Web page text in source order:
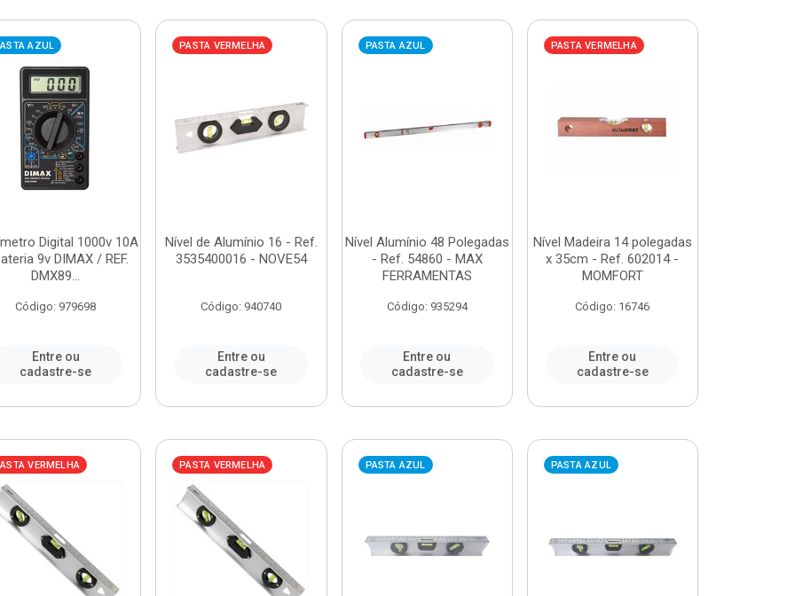
AZUL
Digital 1000v 10A
9v DIMAX / REF.
DMX89...
Código: 979698
Entre ou
cadastre-se
PASTA VERMELHA
Nível de Alumínio 16 - Ref.
3535400016 - NOVE54
Código: 940740
Entre ou
cadastre-se
PASTA AZUL
Nível Alumínio 48 Polegadas
- Ref. 54860 - MAX
FERRAMENTAS
Código: 935294
Entre ou
cadastre-se
PASTA VERMELHA
Nível Madeira 14 polegadas
x 35cm - Ref. 602014 -
MOMFORT
Código: 16746
Entre ou
cadastre-se
VERMELHA PASTA VERMELHA PASTA AZUL PASTA AZUL